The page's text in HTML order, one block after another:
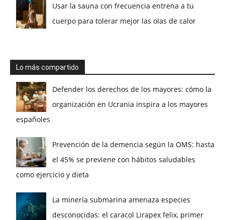
Usar la sauna con frecuencia entrena a tu
cuerpo para tolerar mejor las olas de calor
Lo más compartido
Defender los derechos de los mayores: cómo la
organización en Ucrania inspira a los mayores
españoles
Prevención de la demencia según la OMS: hasta
el 45% se previene con hábitos saludables
como ejercicio y dieta
La minería submarina amenaza especies
desconocidas: el caracol Lirapex felix, primer